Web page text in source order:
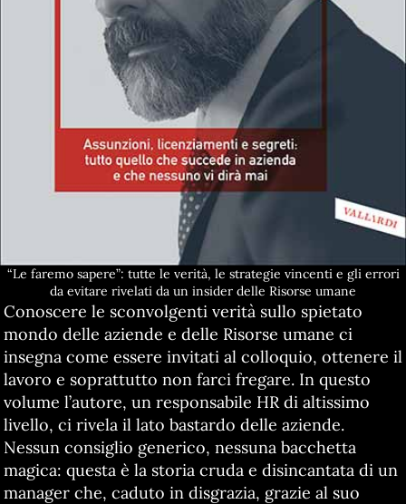
“Le faremo sapere”: tutte le verità, le strategie vincenti e gli errori
da evitare rivelati da un insider delle Risorse umane
Conoscere le sconvolgenti verità sullo spietato
mondo delle aziende e delle Risorse umane ci
insegna come essere invitati al colloquio, ottenere il
lavoro e soprattutto non farci fregare. In questo
volume l’autore, un responsabile HR di altissimo
livello, ci rivela il lato bastardo delle aziende.
Nessun consiglio generico, nessuna bacchetta
magica: questa è la storia cruda e disincantata di un
manager che, caduto in disgrazia, grazie al suo